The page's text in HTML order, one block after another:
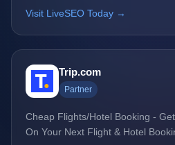
Visit LiveSEO Today →
Trip.com
Partner
Cheap Flights/Hotel Booking -
On Your Next Flight & Hotel